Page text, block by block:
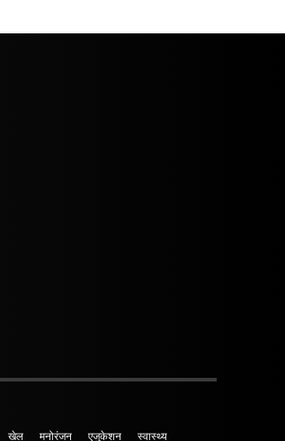
खेल मनोरंजन एजुकेशन स्वास्थ्य